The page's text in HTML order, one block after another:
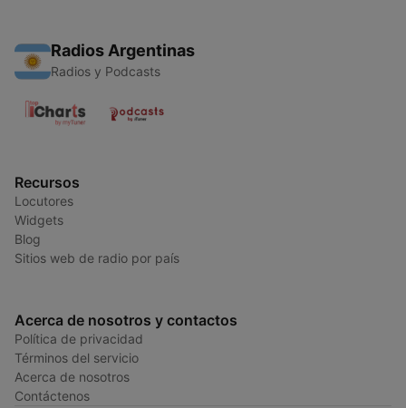
Radios Argentinas
Radios y Podcasts
Recursos
Locutores
Widgets
Blog
Sitios web de radio por país
Acerca de nosotros y contactos
Política de privacidad
Términos del servicio
Acerca de nosotros
Contáctenos